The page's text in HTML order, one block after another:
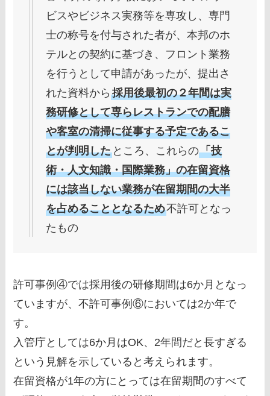
ビスやビジネス実務等を専攻し、専門
士の称号を付与された者が、本邦のホ
テルとの契約に基づき、フロント業務
を行うとして申請があったが、提出さ
れた資料から採用後最初の２年間は実
務研修として専らレストランでの配膳
や客室の清掃に従事する予定であるこ
とが判明した ところ、これらの「技
術・人文知識・国際業務」の在留資格
には該当しない業務が在留期間の大半
を占めることとなるため不許可となっ
たもの
許可事例④では採用後の研修期間は6か月となっ
ていますが、不許可事例⑥においては2か年で
す。
入管庁としては6か月はOK、2年間だと長すぎる
という見解を示していると考えられます。
在留資格が1年の方にとっては在留期間のすべて